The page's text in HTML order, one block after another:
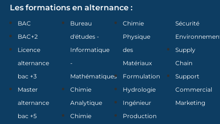
Les formations en alternance :
BAC
BAC+2
Licence
alternance
bac +3
Master
alternance
bac +5
Bureau
d'études -
Informatique
-
Mathématiques
Chimie
Analytique
Chimie
Chimie
Physique
des
Matériaux
Formulation
Hydrologie
Ingénieur
Production
Sécurité
Supply
Chain
Support
Commercial
Marketing